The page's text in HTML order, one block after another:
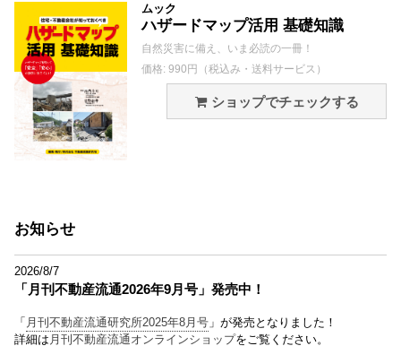
ムック
ハザードマップ活用 基礎知識
自然災害に備え、いま必読の一冊！
価格: 990円（税込み・送料サービス）
ショップでチェックする
お知らせ
2026/8/7
「月刊不動産流通2026年9月号」発売中！
「 月刊不動産流通研究所2025年8月号 」が発売となりました！
詳細は 月刊不動産流通オンラインショップをご覧ください。